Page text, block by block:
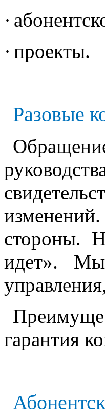
·
· проекты.
Разовые
стороны.
идет».
гарантия